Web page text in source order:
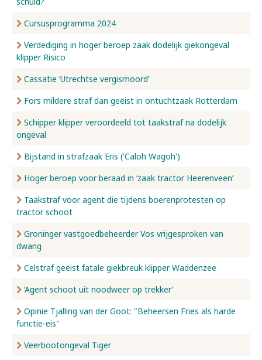
Cursusprogramma 2024
Verdediging in hoger beroep zaak dodelijk giekongeval
klipper Risico
Cassatie ‘Utrechtse vergismoord’
Fors mildere straf dan geëist in ontuchtzaak Rotterdam
Schipper klipper veroordeeld tot taakstraf na dodelijk
ongeval
Bijstand in strafzaak Eris ('Caloh Wagoh')
Hoger beroep voor beraad in ‘zaak tractor Heerenveen’
Taakstraf voor agent die tijdens boerenprotesten op
tractor schoot
Groninger vastgoedbeheerder Vos vrijgesproken van
dwang
Celstraf geëist fatale giekbreuk klipper Waddenzee
‘Agent schoot uit noodweer op trekker’
Opinie Tjalling van der Goot: "Beheersen Fries als harde
functie-eis"
Veerbootongeval Tiger